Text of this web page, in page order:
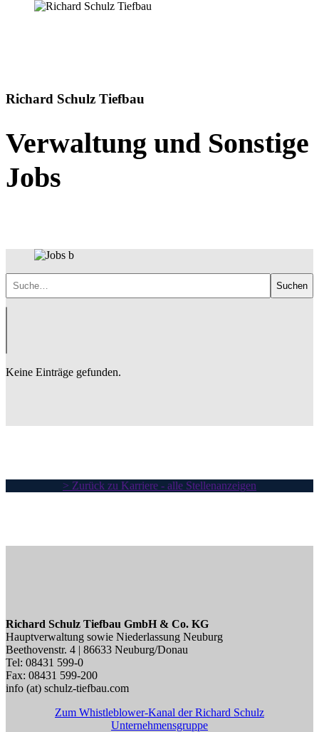
Richard Schulz Tiefbau
Verwaltung und Sonstige
Jobs
Suchen
Keine Einträge gefunden.
> Zurück zu Karriere - alle Stellenanzeigen
Richard Schulz Tiefbau GmbH & Co. KG
Hauptverwaltung sowie Niederlassung Neuburg
Beethovenstr. 4 | 86633 Neuburg/Donau
Tel: 08431 599-0
Fax: 08431 599-200
info (at) schulz-tiefbau.com
Zum Whistleblower-Kanal der Richard Schulz
Unternehmensgruppe